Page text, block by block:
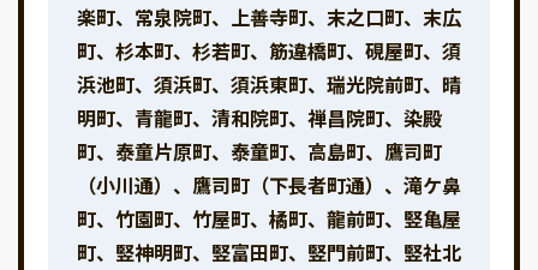
楽町、常泉院町、上善寺町、末之口町、末広
町、杉本町、杉若町、筋違橋町、硯屋町、須
浜池町、須浜町、須浜東町、瑞光院前町、晴
明町、青龍町、清和院町、禅昌院町、染殿
町、泰童片原町、泰童町、高島町、鷹司町
（小川通）、鷹司町（下長者町通）、滝ケ鼻
町、竹園町、竹屋町、橘町、龍前町、竪亀屋
町、竪神明町、竪富田町、竪門前町、竪社北